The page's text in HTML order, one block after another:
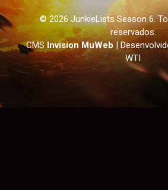
© 2026 JunkieLists Season 6.
reservados.
CMS Invision MuWeb |
WTI